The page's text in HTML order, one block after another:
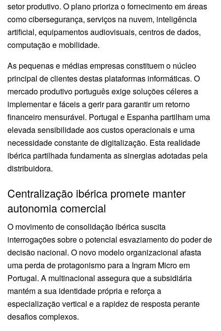
setor produtivo. O plano prioriza o fornecimento em áreas
como cibersegurança, serviços na nuvem, inteligência
artificial, equipamentos audiovisuais, centros de dados,
computação e mobilidade.
As pequenas e médias empresas constituem o núcleo
principal de clientes destas plataformas informáticas. O
mercado produtivo português exige soluções céleres a
implementar e fáceis a gerir para garantir um retorno
financeiro mensurável. Portugal e Espanha partilham uma
elevada sensibilidade aos custos operacionais e uma
necessidade constante de digitalização. Esta realidade
ibérica partilhada fundamenta as sinergias adotadas pela
distribuidora.
Centralização ibérica promete manter
autonomia comercial
O movimento de consolidação ibérica suscita
interrogações sobre o potencial esvaziamento do poder de
decisão nacional. O novo modelo organizacional afasta
uma perda de protagonismo para a Ingram Micro em
Portugal. A multinacional assegura que a subsidiária
mantém a sua identidade própria e reforça a
especialização vertical e a rapidez de resposta perante
desafios complexos.